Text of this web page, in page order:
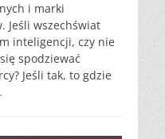
i marki
Jeśli wszechświat
inteligencji, czy nie
spodziewać
Jeśli tak, to gdzie